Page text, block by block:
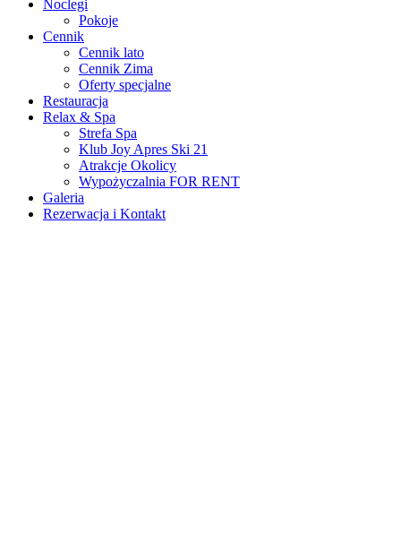
Noclegi
Pokoje
Cennik
Cennik lato
Cennik Zima
Oferty specjalne
Restauracja
Relax & Spa
Strefa Spa
Klub Joy Apres Ski 21
Atrakcje Okolicy
Wypożyczalnia FOR RENT
Galeria
Rezerwacja i Kontakt